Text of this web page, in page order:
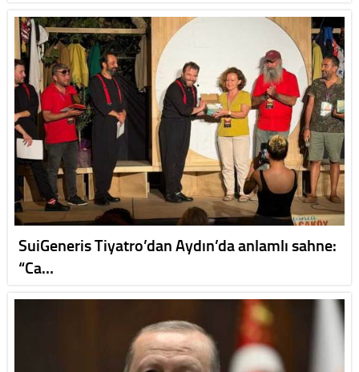
SuiGeneris Tiyatro’dan Aydın’da anlamlı sahne:
“Ca…